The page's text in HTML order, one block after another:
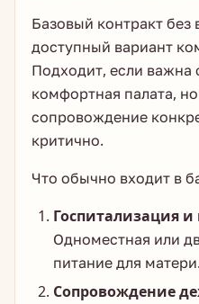
Базовый контракт
доступный вариант
Подходит, если важна
комфортная палата,
сопровождение
критично.
Что обычно входит в
Госпитализация
Одноместная или
питание для матери.
Сопровождение